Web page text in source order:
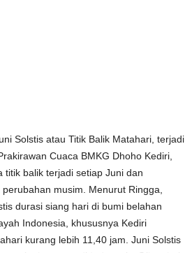
Solstis atau Titik Balik Matahari, terjadi
Cuaca BMKG Dhoho Kediri,
titik balik terjadi setiap Juni dan
musim. Menurut Ringga,
durasi siang hari di bumi belahan
Indonesia, khususnya Kediri
kurang lebih 11,40 jam. Juni Solstis